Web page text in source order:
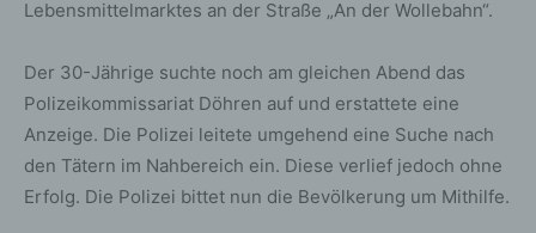
Lebensmittelmarktes an der Straße „An der Wollebahn“.
Der 30-Jährige suchte noch am gleichen Abend das
Polizeikommissariat Döhren auf und erstattete eine
Anzeige. Die Polizei leitete umgehend eine Suche nach
den Tätern im Nahbereich ein. Diese verlief jedoch ohne
Erfolg. Die Polizei bittet nun die Bevölkerung um Mithilfe.